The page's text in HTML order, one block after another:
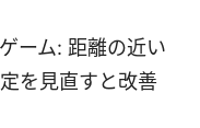
ーム: 距離の近い
を見直すと改善